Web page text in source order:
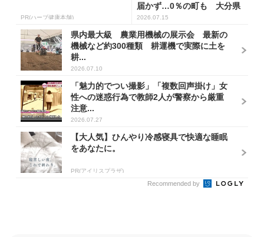
PR(ハーブ健康本舗)
届かず…0％の町も 大分県
が市...
2026.07.15
県内最大級 農業用機械の展示会 最新の
機械など約300種類 耕運機で実際に土を
耕...
2026.07.10
「魅力的でつい撮影」「複数回声掛け」女
性への迷惑行為で教師2人が警察から厳重
注意...
2026.07.27
【大人気】ひんやり冷感寝具で快適な睡眠
をあなたに。
PR(アイリスプラザ)
Recommended by